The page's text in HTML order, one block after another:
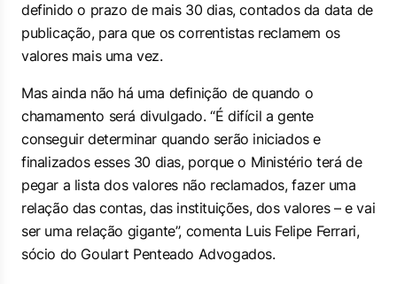
definido o prazo de mais 30 dias, contados da data de
publicação, para que os correntistas reclamem os
valores mais uma vez.
Mas ainda não há uma definição de quando o
chamamento será divulgado. “É difícil a gente
conseguir determinar quando serão iniciados e
finalizados esses 30 dias, porque o Ministério terá de
pegar a lista dos valores não reclamados, fazer uma
relação das contas, das instituições, dos valores – e vai
ser uma relação gigante”, comenta Luis Felipe Ferrari,
sócio do Goulart Penteado Advogados.